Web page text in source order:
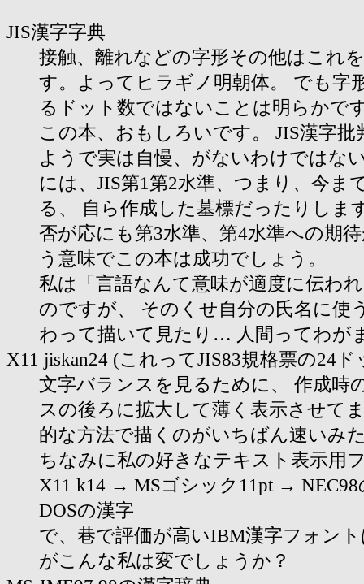
JIS漢字字典
接触、離れなどの字形その他はこれ
す。よってヒラギノ明朝体。 でも字
るドット数ではないことは明らかで
この本、おもしろいです。 JIS漢字
ようで実は自慢、がないわけではな
には、JIS第1第2水準、つまり、今ま
る、 自ら作成した墓標だったりしま
否が応にも第3水準、第4水準への期
う意味でこの本は成功でしょう。
私は「言語なんて意味が適度に伝わ
のですが、 そのくせ自分の氏名に使
わって描いて見たり… 人間ってわが
X11 jiskan24 (これってJIS83規格票の24ド
文字バランスを見るために、 作成時
スの後ろに拡大して薄く表示させて
的な方法で描くのがいちばん速いみ
ちなみに私の好きなテキスト表示用
X11 k14 → MSゴシック11pt →
DOSの漢字
で、巷で評価が高いIBM漢字フォン
がこんな私は変でしょうか？